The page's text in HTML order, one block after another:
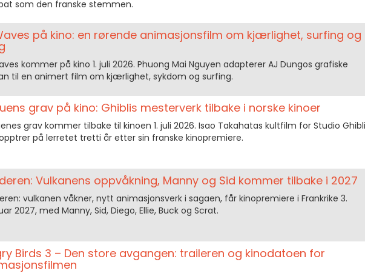
som den franske stemmen.
på kino: en rørende animasjonsfilm om kjærlighet, surfing og
kommer på kino 1. juli 2026. Phuong Mai Nguyen adapterer AJ Dungos grafiske
til en animert film om kjærlighet, sykdom og surfing.
grav på kino: Ghiblis mesterverk tilbake i norske kinoer
grav kommer tilbake til kinoen 1. juli 2026. Isao Takahatas kultfilm for Studio Ghibli
på lerretet tretti år etter sin franske kinopremiere.
Vulkanens oppvåkning, Manny og Sid kommer tilbake i 2027
vulkanen våkner, nytt animasjonsverk i sagaen, får kinopremiere i Frankrike 3.
2027, med Manny, Sid, Diego, Ellie, Buck og Scrat.
Birds 3 – Den store avgangen: traileren og kinodatoen for